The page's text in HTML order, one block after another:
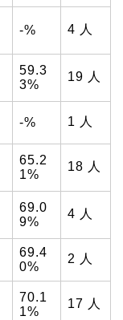
-% 4 人
59.3
3%
19 人
-% 1 人
65.2
1%
18 人
69.0
9%
4 人
69.4
0%
2 人
70.1
1%
17 人